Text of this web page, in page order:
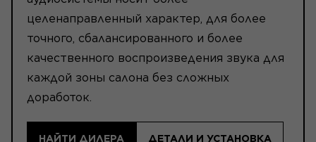
целенаправленный характер, для более
точного, сбалансированного и более
качественного воспроизведения звука для
каждой зоны салона без сложных
доработок.
НАЙТИ ДИЛЕРА ДЕТАЛИ И УСТАНОВКА